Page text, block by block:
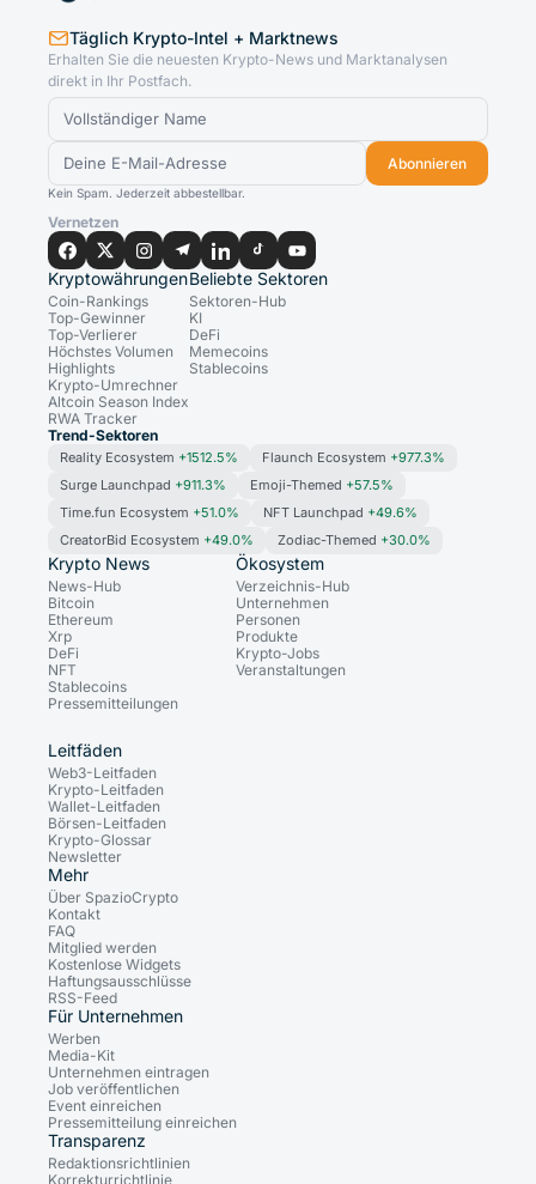
Täglich Krypto-Intel + Marktnews
Erhalten Sie die neuesten Krypto-News und Marktanalysen
direkt in Ihr Postfach.
Abonnieren
Kein Spam. Jederzeit abbestellbar.
Vernetzen
Kryptowährungen
Coin-Rankings
Top-Gewinner
Top-Verlierer
Höchstes Volumen
Highlights
Krypto-Umrechner
Altcoin Season Index
RWA Tracker
Beliebte Sektoren
Sektoren-Hub
KI
DeFi
Memecoins
Stablecoins
Trend-Sektoren
Reality Ecosystem +1512.5% Flaunch Ecosystem +977.3%
Surge Launchpad +911.3% Emoji-Themed +57.5%
Time.fun Ecosystem +51.0% NFT Launchpad +49.6%
CreatorBid Ecosystem +49.0% Zodiac-Themed +30.0%
Krypto News
News-Hub
Bitcoin
Ethereum
Xrp
DeFi
NFT
Stablecoins
Pressemitteilungen
Ökosystem
Verzeichnis-Hub
Unternehmen
Personen
Produkte
Krypto-Jobs
Veranstaltungen
Leitfäden
Web3-Leitfaden
Krypto-Leitfaden
Wallet-Leitfaden
Börsen-Leitfaden
Krypto-Glossar
Newsletter
Mehr
Über SpazioCrypto
Kontakt
FAQ
Mitglied werden
Kostenlose Widgets
Haftungsausschlüsse
RSS-Feed
Für Unternehmen
Werben
Media-Kit
Unternehmen eintragen
Job veröffentlichen
Event einreichen
Pressemitteilung einreichen
Transparenz
Redaktionsrichtlinien
Korrekturrichtlinie